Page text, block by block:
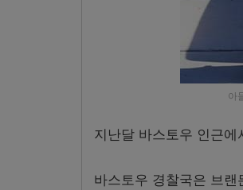
아
지난달 바스토우 인근
바스토우 경찰국은 브